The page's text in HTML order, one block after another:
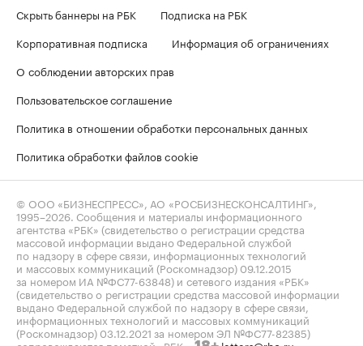
Скрыть баннеры на РБК
Подписка на РБК
Корпоративная подписка
Информация об ограничениях
О соблюдении авторских прав
Пользовательское соглашение
Политика в отношении обработки персональных данных
Политика обработки файлов cookie
© ООО «БИЗНЕСПРЕСС», АО «РОСБИЗНЕСКОНСАЛТИНГ»,
1995–2026 . Сообщения и материалы информационного
агентства «РБК» (свидетельство о регистрации средства
массовой информации выдано Федеральной службой
по надзору в сфере связи, информационных технологий
и массовых коммуникаций (Роскомнадзор) 09.12.2015
за номером ИА №ФС77-63848) и сетевого издания «РБК»
(свидетельство о регистрации средства массовой информации
выдано Федеральной службой по надзору в сфере связи,
информационных технологий и массовых коммуникаций
(Роскомнадзор) 03.12.2021 за номером ЭЛ №ФС77-82385)